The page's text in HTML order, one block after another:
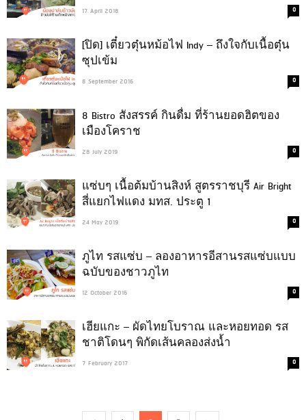
17 April 2018 0
[ปิด] เตี๋ยวตุ๋นหม้อไฟ Indy – ถึงใจกับเนื้อตุ๋น
ซุปเข้ม
8 September 2016 0
8 Bistro สังสรรค์ กินดื่ม ที่ร้านยอดฮิตของ
เมืองโคราช
28 July 2019 0
แซ่บๆ เนื้อต้มบ้านสิงห์ สูตรราชบุรี Air Bright
สี่แยกไฟแดง มทส. ประตู 1
24 May 2019 0
ภูไท รสแซ่บ – ลองอาหารอีสานรสแซ่บแบบ
ฉบับของชาวภูไท
12 October 2016 0
เฮียแกะ – ผัดไทยโบราณ และหอยทอด รส
ชาติโดนๆ พิกัดเส้นคลองส่งน้ำ
7 February 2017 0